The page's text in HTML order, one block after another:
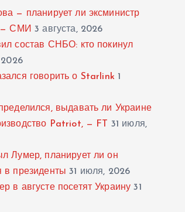
— планирует ли эксминистр
— СМИ 3 августа, 2026
состав СНБО: кто покинул
2026
говорить о Starlink 1
выдавать ли Украине
Patriot, — FT
31 июля,
Лумер, планирует ли он
в президенты 31 июля, 2026
в августе посетят Украину 31